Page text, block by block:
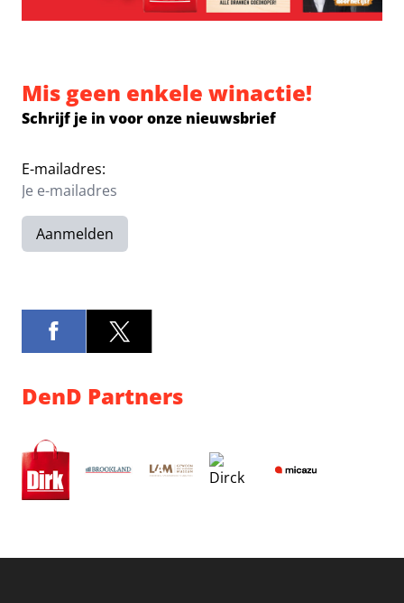
Mis geen enkele winactie!
Schrijf je in voor onze nieuwsbrief
E-mailadres:
Aanmelden
DenD Partners